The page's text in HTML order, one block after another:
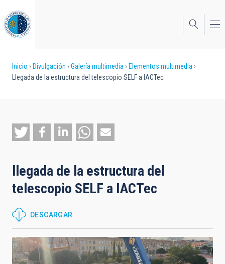
al
contenido
principal
Sobrescribir
enlaces
ayuda
a
navegación
Inicio Divulgación Galería multimedia
Elementos multimedia
Llegada de la estructura del telescopio SELF a IACTec
llegada de la estructura del
telescopio SELF a IACTec
DESCARGAR